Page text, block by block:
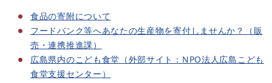
食品の寄附について
フードバンク等へあなたの生産物を寄付しませんか？（販
売・連携推進課）
広島県内のこども食堂（外部サイト：NPO法人広島こども
食堂支援センター）